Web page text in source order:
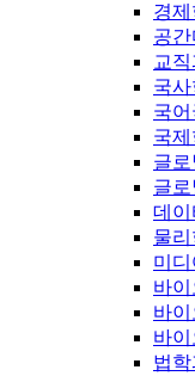
경
공
교
국
국
국
글
글
데
물
미
바
바
바
법